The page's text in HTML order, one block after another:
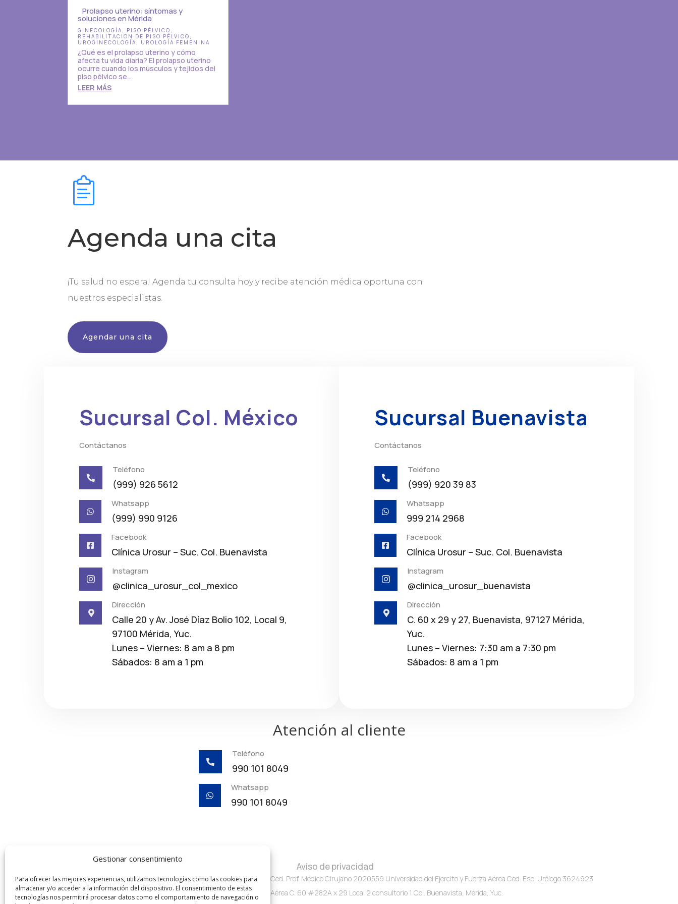
Gestionar consentimiento
Para ofrecer las mejores experiencias, utilizamos tecnologías como las cookies para
almacenar y/o acceder a la información del dispositivo. El consentimiento de estas
tecnologías nos permitirá procesar datos como el comportamiento de navegación o
Prolapso uterino: síntomas y
soluciones en Mérida
GINECOLOGÍA PISO PÉLVICO
REHABILITACION DE PISO PÉLVICO
UROGINECOLOGÍA
UROLOGÍA FEMENINA
¿Qué es el prolapso uterino y cómo
afecta tu vida diaria? El prolapso uterino
ocurre cuando los músculos y tejidos del
piso pélvico se...
LEER MÁS
Agenda una cita
¡Tu salud no espera! Agenda tu consulta hoy y recibe atención médica oportuna con
nuestros especialistas.
Agendar una cita
Sucursal Col. México
Contáctanos

Teléfono
(999) 926 5612

Whatsapp
(999) 990 9126

Facebook
Clínica Urosur – Suc. Col. Buenavista

Instagram
@clinica_urosur_col_mexico

Dirección
Calle 20 y Av. José Díaz Bolio 102, Local 9,
97100 Mérida, Yuc.
Lunes – Viernes: 8 am a 8 pm
Sábados: 8 am a 1 pm
Sucursal Buenavista
Contáctanos

Teléfono
(999) 920 39 83

Whatsapp
999 214 2968

Facebook
Clínica Urosur – Suc. Col. Buenavista

Instagram
@clinica_urosur_buenavista

Dirección
C. 60 x 29 y 27, Buenavista, 97127 Mérida,
Yuc.
Lunes – Viernes: 7:30 am a 7:30 pm
Sábados: 8 am a 1 pm
Atención al cliente

Teléfono
990 101 8049

Whatsapp
990 101 8049
Aviso de privacidad
José Rubén Hernández Melo COFEPRIS 2431012002A00363 Ced. Prof. Médico Cirujano 2020559 Universidad del Ejercito y Fuerza Aérea Ced. Esp. Urólogo 3624923
Universidad del Ejercito y Fuerza Aérea C. 60 #282A x 29 Local 2 consultorio 1 Col. Buenavista, Mérida, Yuc.